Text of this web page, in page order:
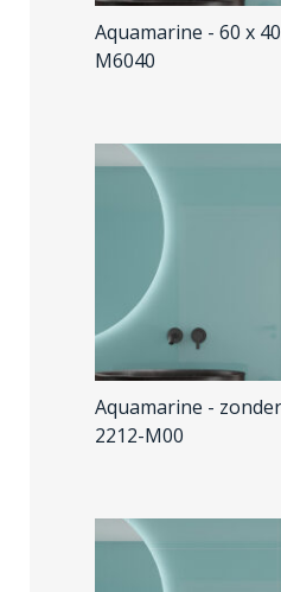
Aquamarine - 60 x
M6040
Aquamarine -
2212-M00